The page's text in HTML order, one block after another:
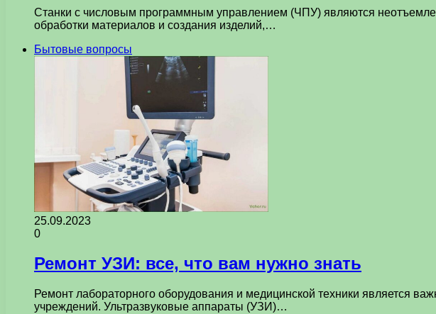
Станки с числовым программным управлением (ЧПУ) являются
обработки материалов и создания изделий,…
Бытовые вопросы
25.09.2023
0
Ремонт УЗИ: все, что вам нужно знать
Ремонт лабораторного оборудования и медицинской техники является
учреждений. Ультразвуковые аппараты (УЗИ)…